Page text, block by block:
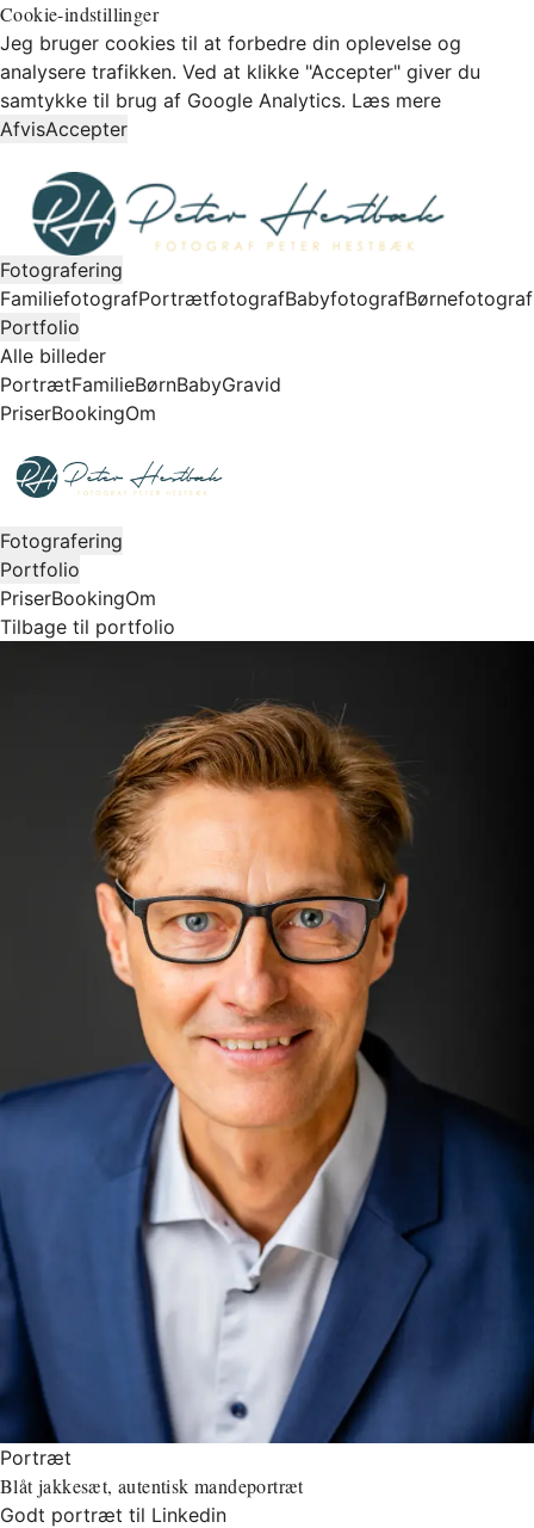
Cookie-indstillinger
Jeg bruger cookies til at forbedre din oplevelse og
analysere trafikken. Ved at klikke "Accepter" giver du
samtykke til brug af Google Analytics. Læs mere
AfvisAccepter
Fotografering
FamiliefotografPortrætfotografBabyfotografBørnefotograf
Portfolio
Alle billeder
PortrætFamilieBørnBabyGravid
PriserBookingOm
Fotografering
Portfolio
PriserBookingOm
Tilbage til portfolio
Portræt
Blåt jakkesæt, autentisk mandeportræt
Godt portræt til Linkedin